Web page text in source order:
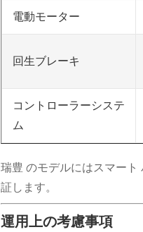
電動モーター
回生ブレーキ
コントローラーシステ
ム
瑞豊 のモデルにはスマー
証します。
運用上の考慮事項